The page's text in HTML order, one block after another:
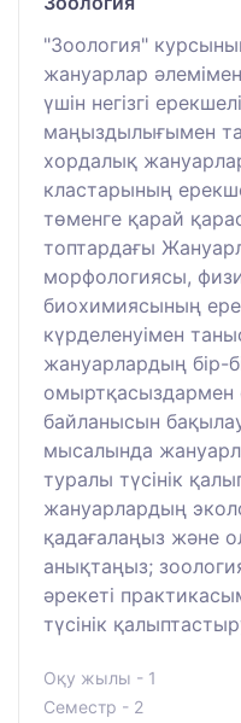
"Зоология"
жануарлар
үшін негізгі
маңыздылығымен
хордалық
кластарының
төменге қарай
топтардағы
морфологиясы,
биохимиясының
күрделенуімен
жануарлардың бір-
омыртқасыздармен
байланысын
мысалында
туралы түсінік
жануарлардың
қадағалаңыз және
анықтаңыз;
әрекеті
түсінік
Оқу жылы - 1
Семестр - 2